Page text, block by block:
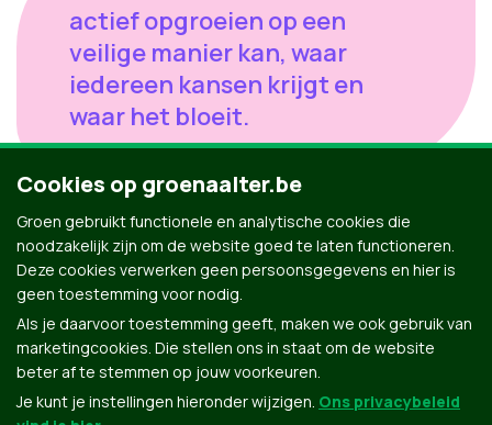
actief opgroeien op een
veilige manier kan, waar
iedereen kansen krijgt en
waar het bloeit.
Zet jij mee die eerste stap?
38 jaar - Projectingenieur
Cookies op groenaalter.be
Groen gebruikt functionele en analytische cookies die
noodzakelijk zijn om de website goed te laten functioneren.
Deze cookies verwerken geen persoonsgegevens en hier is
geen toestemming voor nodig.
Als je daarvoor toestemming geeft, maken we ook gebruik van
marketingcookies. Die stellen ons in staat om de website
beter af te stemmen op jouw voorkeuren.
Je kunt je instellingen hieronder wijzigen. Ons privacybeleid